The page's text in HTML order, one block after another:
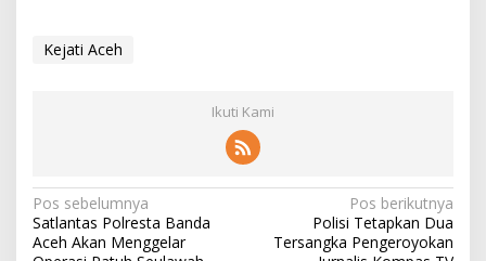
Kejati Aceh
Ikuti Kami
N
a
Pos sebelumnya
Satlantas Polresta Banda
Aceh Akan Menggelar
Pos berikutnya
Polisi Tetapkan Dua
Tersangka Pengeroyokan